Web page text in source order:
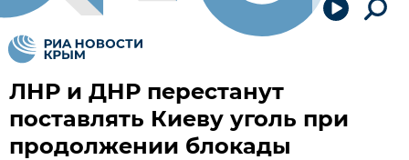
ЛНР и ДНР перестанут
поставлять Киеву уголь при
продолжении блокады